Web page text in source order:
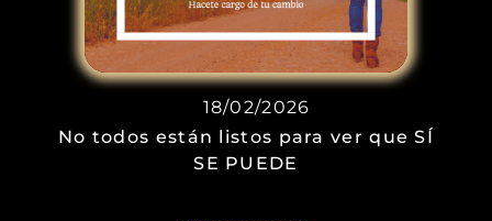
18/02/2026
No todos están listos para ver que SÍ
SE PUEDE